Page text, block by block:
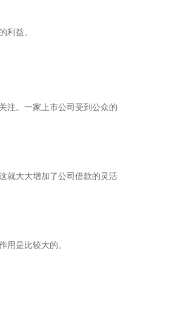
利益。
注。一家上市公司受到公众的
就大大增加了公司借款的灵活
用是比较大的。